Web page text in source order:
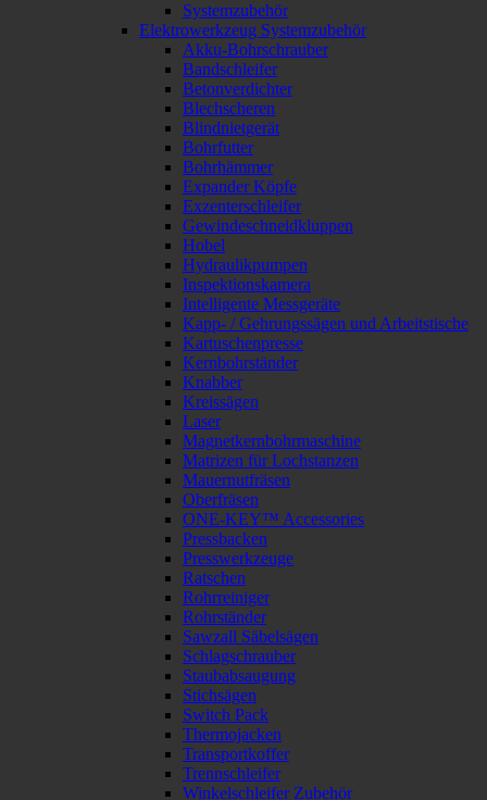
Systemzubehör
Elektrowerkzeug Systemzubehör
Akku-Bohrschrauber
Bandschleifer
Betonverdichter
Blechscheren
Blindnietgerät
Bohrfutter
Bohrhämmer
Expander Köpfe
Exzenterschleifer
Gewindeschneidkluppen
Hobel
Hydraulikpumpen
Inspektionskamera
Intelligente Messgeräte
Kapp- / Gehrungssägen und Arbeitstische
Kartuschenpresse
Kernbohrständer
Knabber
Kreissägen
Laser
Magnetkernbohrmaschine
Matrizen für Lochstanzen
Mauernutfräsen
Oberfräsen
ONE-KEY™ Accessories
Pressbacken
Presswerkzeuge
Ratschen
Rohrreiniger
Rohrständer
Sawzall Säbelsägen
Schlagschrauber
Staubabsaugung
Stichsägen
Switch Pack
Thermojacken
Transportkoffer
Trennschleifer
Winkelschleifer Zubehör